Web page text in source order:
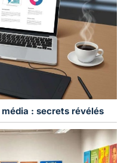
: secrets révélés